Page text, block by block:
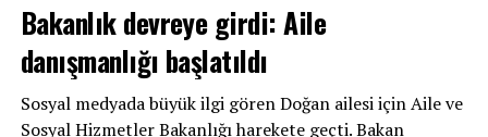
Bakanlık devreye girdi: Aile
danışmanlığı başlatıldı
Sosyal medyada büyük ilgi gören Doğan ailesi için Aile ve
Sosyal Hizmetler Bakanlığı harekete geçti. Bakan